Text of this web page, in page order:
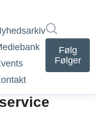
Følg
Følger